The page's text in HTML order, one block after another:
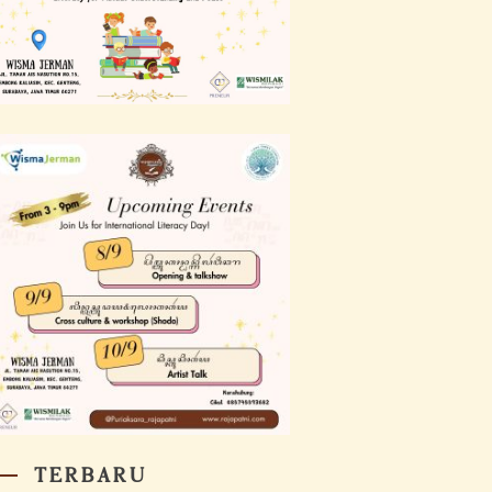
TERBARU